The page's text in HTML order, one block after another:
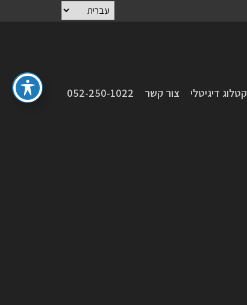
Choose
קטלוג דיגיטלי צור קשר 052-250-1022